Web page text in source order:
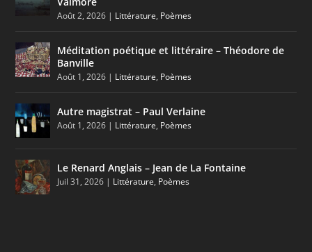
Août 2, 2026 | Littérature, Poèmes
Méditation poétique et littéraire – Théodore de
Banville
Août 1, 2026 | Littérature, Poèmes
Autre magistrat – Paul Verlaine
Août 1, 2026 | Littérature, Poèmes
Le Renard Anglais – Jean de La Fontaine
Juil 31, 2026 | Littérature, Poèmes